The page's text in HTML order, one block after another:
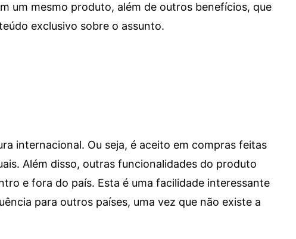
um mesmo produto, além de outros benefícios, que
exclusivo sobre o assunto.
internacional. Ou seja, é aceito em compras feitas
Além disso, outras funcionalidades do produto
e fora do país. Esta é uma facilidade interessante
para outros países, uma vez que não existe a